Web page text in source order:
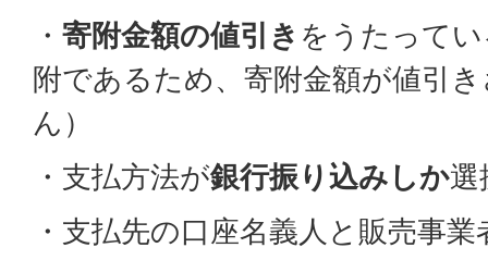
・ 寄附金額の値引き をうたって
附であるため、寄附金額が値引
ん）
・支払方法が銀行振り込みしか選
・支払先の口座名義人と販売事